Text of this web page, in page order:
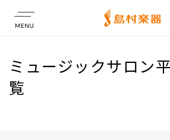
店舗情報
ミュージックサロン
覧